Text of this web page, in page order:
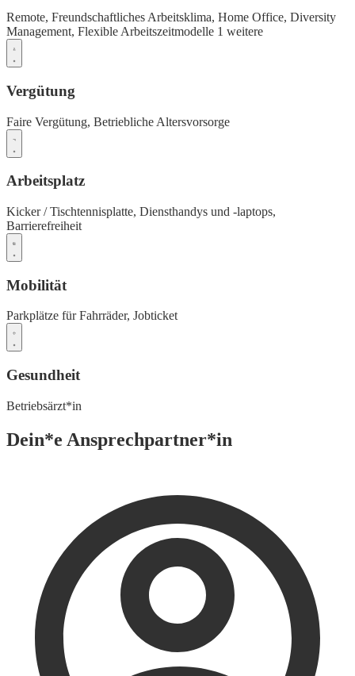
Remote, Freundschaftliches Arbeitsklima, Home Office, Diversity
Management, Flexible Arbeitszeitmodelle 1 weitere
Vergütung
Faire Vergütung, Betriebliche Altersvorsorge
Arbeitsplatz
Kicker / Tischtennisplatte, Diensthandys und -laptops,
Barrierefreiheit
Mobilität
Parkplätze für Fahrräder, Jobticket
Gesundheit
Betriebsärzt*in
Dein*e Ansprechpartner*in